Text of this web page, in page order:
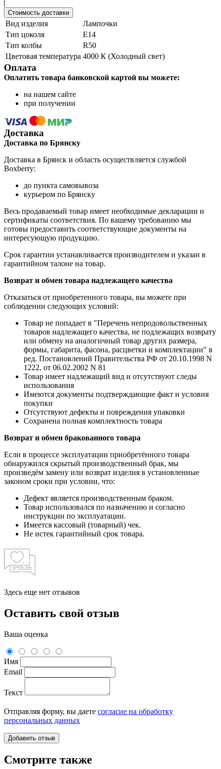
Стоимость доставки
Вид изделия
Лампочки
Тип цоколя
E14
Тип колбы
R50
Цветовая температура 4000 К (Холодный свет)
Оплата
Оплатить товара банковской картой вы можете:
на нашем сайте
при получении
Доставка
Доставка по Брянску
Доставка в Брянск и область осуществляется службой
Boxberry:
до пункта самовывоза
курьером по Брянску
Весь продаваемый товар имеет необходимые декларации и
сертификаты соответствия. По вашему требованию мы
готовы предоставить соответствующие документы на
интересующую продукцию.
Срок гарантии устанавливается производителем и указан в
гарантийном талоне на товар.
Возврат и обмен товара надлежащего качества
Отказаться от приобретенного товара, вы можете при
соблюдении следующих условий:
Товар не попадает в "Перечень непродовольственных
товаров надлежащего качества, не подлежащих возврату
или обмену на аналогичный товар других размера,
формы, габарита, фасона, расцветки и комплектации" в
ред. Постановлений Правительства РФ от 20.10.1998 N
1222, от 06.02.2002 N 81
Товар имеет надлежащий вид и отсутствуют следы
использования
Имеются документы подтверждающие факт и условия
покупки
Отсутствуют дефекты и повреждения упаковки
Сохранена полная комплектность товара
Возврат и обмен бракованного товара
Если в процессе эксплуатации приобретённого товара
обнаружился скрытый производственный брак, мы
произведём замену или возврат изделия в установленные
законом сроки при условии, что:
Дефект является производственным браком.
Товар использовался по назначению и согласно
инструкции по эксплуатации.
Имеется кассовый (товарный) чек.
Не истек гарантийный срок товара.
Здесь еще нет отзывов
Оставить свой отзыв
Ваша оценка
Имя
Email
Текст
Отправляя форму, вы даете согласие на обработку
персональных данных
Смотрите также